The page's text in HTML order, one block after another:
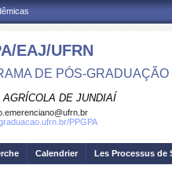
EAJ/UFRN
DE PÓS-
AGRÍCOLA DE JUNDIAÍ
PPGPA
Calendrier Les Processus de